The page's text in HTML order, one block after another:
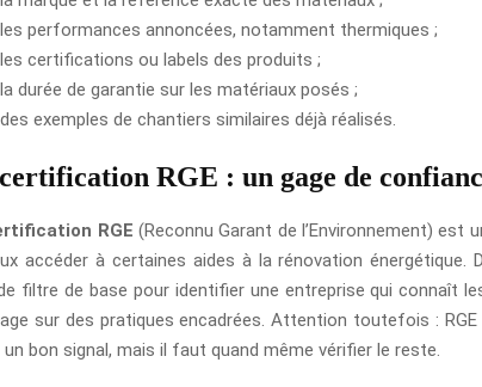
les performances annoncées, notamment thermiques ;
les certifications ou labels des produits ;
la durée de garantie sur les matériaux posés ;
des exemples de chantiers similaires déjà réalisés.
RGE : un gage de
RGE (Reconnu Garant de l’Environnement) est
accéder à certaines aides à la rénovation énergétique.
filtre de base pour identifier une entreprise qui connaît
sur des pratiques encadrées. Attention toutefois :
bon signal, mais il faut quand même vérifier le reste.